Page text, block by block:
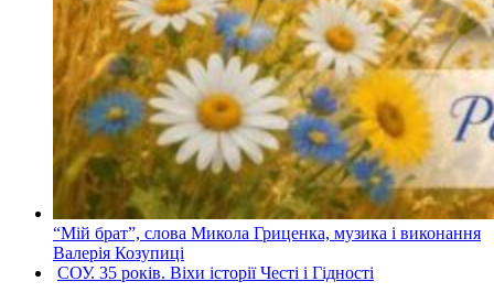
“Мій брат”, слова Микола Гриценка, музика і виконання
Валерія Козупиці
СОУ. 35 років. Віхи історії Честі і Гідності